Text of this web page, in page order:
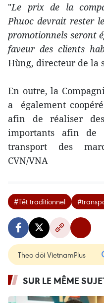
"Le prix de la
Phuoc devrait rester
promotionnels seront
faveur des clients
Hùng, directeur de la
En outre, la
a également
afin de réaliser
importants afin de
transport des
CVN/VNA
#Têt traditionnel
Theo dõi VietnamPlus
SUR LE MÊME